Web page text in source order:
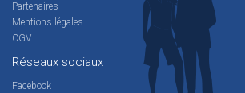
Partenaires
Mentions légales
CGV
Réseaux sociaux
Facebook